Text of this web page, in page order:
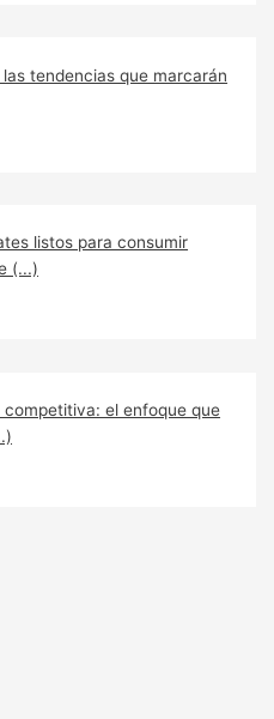
tendencias que marcarán
listos para consumir
(...)
el enfoque que